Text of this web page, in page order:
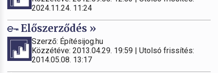
2024.11.24. 11:24
Előszerződés »
Szerző: Építésijog.hu
Közzétéve: 2013.04.29. 19:59 | Utolsó frissítés:
2014.05.08. 13:17